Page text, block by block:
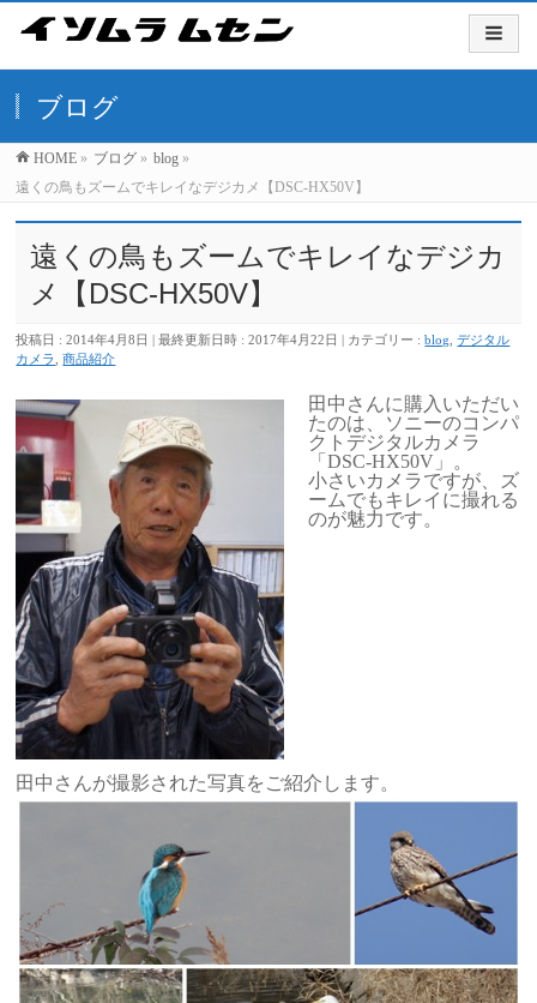
ブログ
HOME » ブログ » blog »
遠くの鳥もズームでキレイなデジカメ【DSC-HX50V】
遠くの鳥もズームでキレイなデジカ
メ【DSC-HX50V】
投稿日 : 2014年4月8日 最終更新日時 : 2017年4月22日 カテゴリー :blog ,デジタル
カメラ
,商品紹介
田中さんに購入いただい
たのは、ソニーのコンパ
クトデジタルカメラ
「DSC-HX50V」。
小さいカメラですが、ズ
ームでもキレイに撮れる
のが魅力です。
田中さんが撮影された写真をご紹介します。